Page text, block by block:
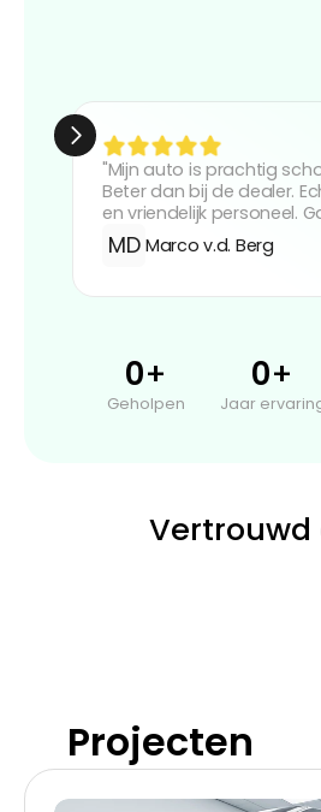
Projecten
"Mijn auto is prachtig
Beter dan bij de dealer.
en vriendelijk personeel.
MD Marco v.d. Berg
0+
Geholpen
0+
Jaar
Vertrouwd